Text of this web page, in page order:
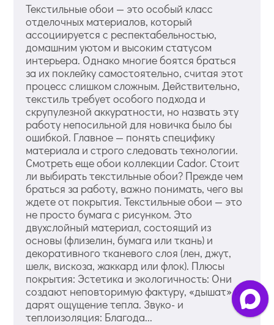
Текстильные обои — это особый класс
отделочных материалов, который
ассоциируется с респектабельностью,
домашним уютом и высоким статусом
интерьера. Однако многие боятся браться
за их поклейку самостоятельно, считая этот
процесс слишком сложным. Действительно,
текстиль требует особого подхода и
скрупулезной аккуратности, но назвать эту
работу непосильной для новичка было бы
ошибкой. Главное — понять специфику
материала и строго следовать технологии.
Смотреть еще обои коллекции Cador. Стоит
ли выбирать текстильные обои? Прежде чем
браться за работу, важно понимать, чего вы
ждете от покрытия. Текстильные обои — это
не просто бумага с рисунком. Это
двухслойный материал, состоящий из
основы (флизелин, бумага или ткань) и
декоративного тканевого слоя (лен, джут,
шелк, вискоза, жаккард или флок). Плюсы
покрытия: Эстетика и экологичность: Они
создают неповторимую фактуру, «дышат» и
дарят ощущение тепла. Звуко- и
теплоизоляция: Благода...